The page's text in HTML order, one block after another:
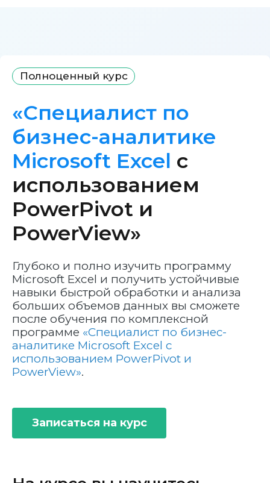
Полноценный курс
«Специалист по
бизнес-аналитике
Microsoft Excel c
использованием
PowerPivot и
PowerView»
Глубоко и полно изучить программу
Microsoft Excel и получить устойчивые
навыки быстрой обработки и анализа
больших объемов данных вы сможете
после обучения по комплексной
программе «Специалист по бизнес-
аналитике Microsoft Excel c
использованием PowerPivot и
PowerView».
Записаться на курс